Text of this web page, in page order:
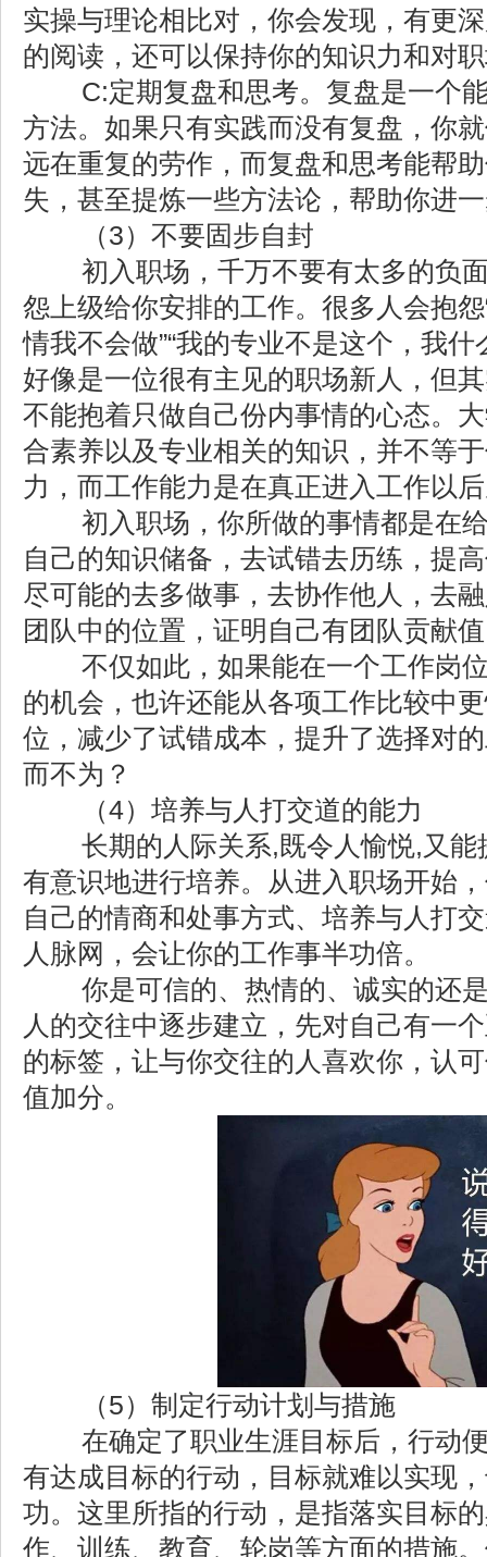
实操与理论相比对，你会发现，有更
的阅读，还可以保持你的知识力和对
C:定期复盘和思考。复盘是一个
方法。如果只有实践而没有复盘，你
远在重复的劳作，而复盘和思考能帮
失，甚至提炼一些方法论，帮助你进
（3）不要固步自封
初入职场，千万不要有太多的负
怨上级给你安排的工作。很多人会抱
情我不会做”“我的专业不是这个，我
好像是一位很有主见的职场新人，但
不能抱着只做自己份内事情的心态。
合素养以及专业相关的知识，并不等
力，而工作能力是在真正进入工作以
初入职场，你所做的事情都是在
自己的知识储备，去试错去历练，提
尽可能的去多做事，去协作他人，去
团队中的位置，证明自己有团队贡献
不仅如此，如果能在一个工作岗
的机会，也许还能从各项工作比较中
位，减少了试错成本，提升了选择对
而不为？
（4）培养与人打交道的能力
长期的人际关系,既令人愉悦,又能
有意识地进行培养。从进入职场开始
自己的情商和处事方式、培养与人打
人脉网，会让你的工作事半功倍。
你是可信的、热情的、诚实的还
人的交往中逐步建立，先对自己有一
的标签，让与你交往的人喜欢你，认
值加分。
（5）制定行动计划与措施
在确定了职业生涯目标后，行动
有达成目标的行动，目标就难以实现
功。这里所指的行动，是指落实目标
作、训练、教育、轮岗等方面的措施